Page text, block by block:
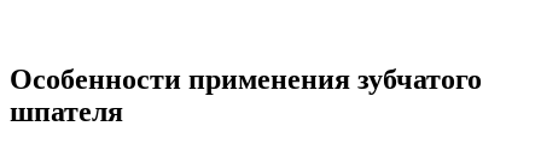
Особенности применения зубчатого
шпателя